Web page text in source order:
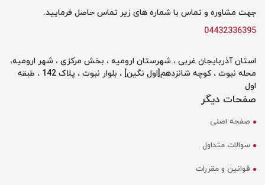
جهت مشاوره و تماس با شماره های زیر تماس حاصل فرمایید.
04432336395
استان آذربایجان غربی ، شهرستان ارومیه ، بخش مرکزی ، شهر ارومیه،
محله نبوت ، کوچه شانزدهم[اول نگین] ، بلوار نبوت ، پلاک 142 ، طبقه
اول
صفحات دیگر
صفحه اصلی
سوالات متداول
قوانین و مقررات